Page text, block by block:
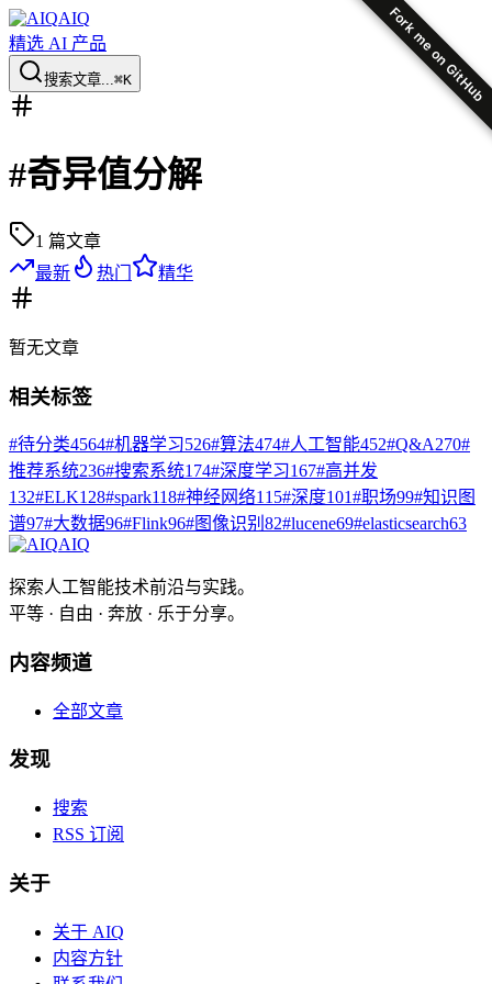
Fork me on GitHub
AIQ
精选 AI 产品
搜索文章...⌘K
#奇异值分解
1 篇文章
最新
热门 精华
暂无文章
相关标签
#待分类4564#机器学习526#算法474#人工智能452#Q&A270#
推荐系统236#搜索系统174#深度学习167#高并发
132#ELK128#spark118#神经网络115#深度101#职场99#知识图
谱97#大数据96#Flink96#图像识别 82#lucene69#elasticsearch63
AIQ
探索人工智能技术前沿与实践。
平等 · 自由 · 奔放 · 乐于分享。
内容频道
全部文章
发现
搜索
RSS 订阅
关于
关于 AIQ
内容方针